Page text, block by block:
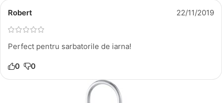
Robert 22/11/2019
Perfect pentru sarbatorile de iarna!
0 0